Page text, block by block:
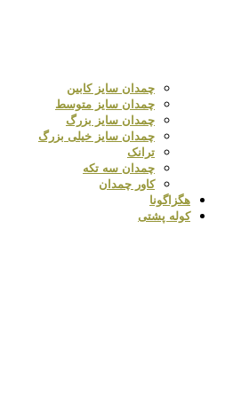
چمدان سایز کابین
چمدان سایز متوسط
چمدان سایز بزرگ
چمدان سایز خیلی بزرگ
ترانک
چمدان سه تکه
کاور چمدان
هگزاگونا
کوله پشتی